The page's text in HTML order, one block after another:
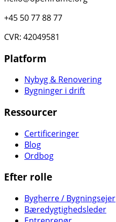
+45 50 77 88 77
CVR: 42049581
Platform
Nybyg & Renovering
Bygninger i drift
Ressourcer
Certificeringer
Blog
Ordbog
Efter rolle
Bygherre / Bygningsejer
Bæredygtighedsleder